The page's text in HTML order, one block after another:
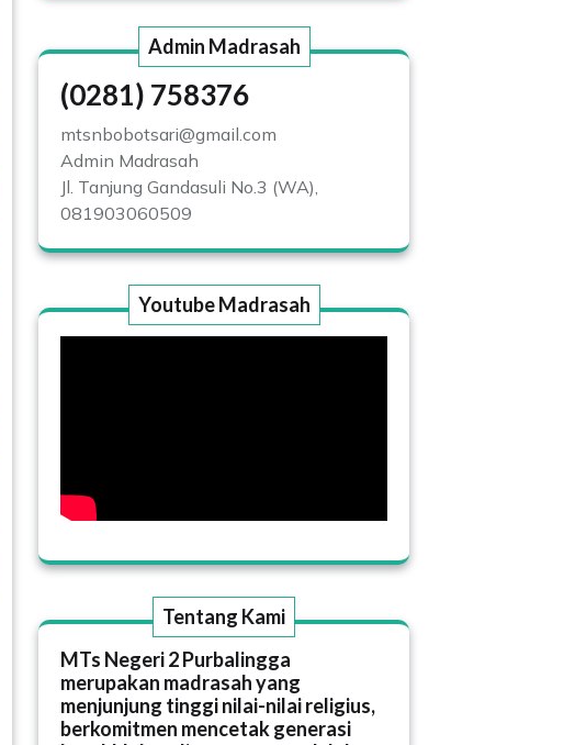
Admin Madrasah
(0281) 758376
mtsnbobotsari@gmail.com
Admin Madrasah
Jl. Tanjung Gandasuli No.3 (WA),
081903060509
Youtube Madrasah
Tentang Kami
MTs Negeri 2 Purbalingga
merupakan madrasah yang
menjunjung tinggi nilai-nilai religius,
berkomitmen mencetak generasi